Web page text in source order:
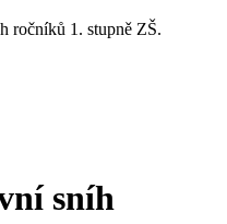
ročníků 1. stupně ZŠ.
sníh